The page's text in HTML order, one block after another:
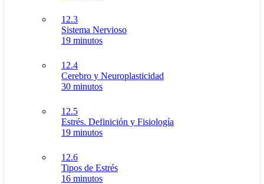
12.3
Sistema Nervioso
19 minutos
12.4
Cerebro y Neuroplasticidad
30 minutos
12.5
Estrés. Definición y Fisiología
19 minutos
12.6
Tipos de Estrés
16 minutos